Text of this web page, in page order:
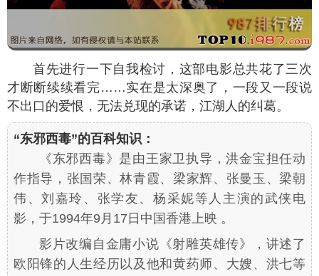
首先进行一下自我检讨，这部电影总共花了三次
才断断续续看完……实在是太深奥了，一段又一段说
不出口的爱恨，无法兑现的承诺，江湖人的纠葛。
“东邪西毒”的百科知识：
《东邪西毒》是由王家卫执导，洪金宝担任动
作指导，张国荣、林青霞、梁家辉、张曼玉、梁朝
伟、刘嘉玲、张学友、杨采妮等人主演的武侠电
影，于1994年9月17日中国香港上映 。
影片改编自金庸小说《射雕英雄传》，讲述了
欧阳锋的人生经历以及他和黄药师、大嫂、洪七等